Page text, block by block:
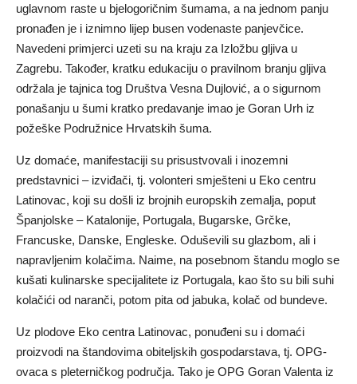
uglavnom raste u bjelogoričnim šumama, a na jednom panju
pronađen je i iznimno lijep busen vodenaste panjevčice.
Navedeni primjerci uzeti su na kraju za Izložbu gljiva u
Zagrebu. Također, kratku edukaciju o pravilnom branju gljiva
održala je tajnica tog Društva Vesna Dujlović, a o sigurnom
ponašanju u šumi kratko predavanje imao je Goran Urh iz
požeške Podružnice Hrvatskih šuma.
Uz domaće, manifestaciji su prisustvovali i inozemni
predstavnici – izviđači, tj. volonteri smješteni u Eko centru
Latinovac, koji su došli iz brojnih europskih zemalja, poput
Španjolske – Katalonije, Portugala, Bugarske, Grčke,
Francuske, Danske, Engleske. Oduševili su glazbom, ali i
napravljenim kolačima. Naime, na posebnom štandu moglo se
kušati kulinarske specijalitete iz Portugala, kao što su bili suhi
kolačići od naranči, potom pita od jabuka, kolač od bundeve.
Uz plodove Eko centra Latinovac, ponuđeni su i domaći
proizvodi na štandovima obiteljskih gospodarstava, tj. OPG-
ovaca s pleterničkog područja. Tako je OPG Goran Valenta iz